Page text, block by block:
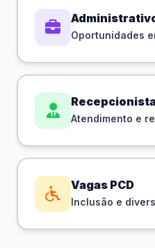
Oportunidades
Atendimento e
Vagas PCD
Inclusão e